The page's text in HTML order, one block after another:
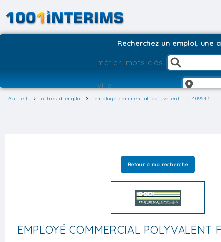
Recherchez un emploi, une
Accueil offres-d-emploi employe-commercial-polyvalent-f-h-409643
Retour à ma recherche
EMPLOYÉ COMMERCIAL POLYVALENT